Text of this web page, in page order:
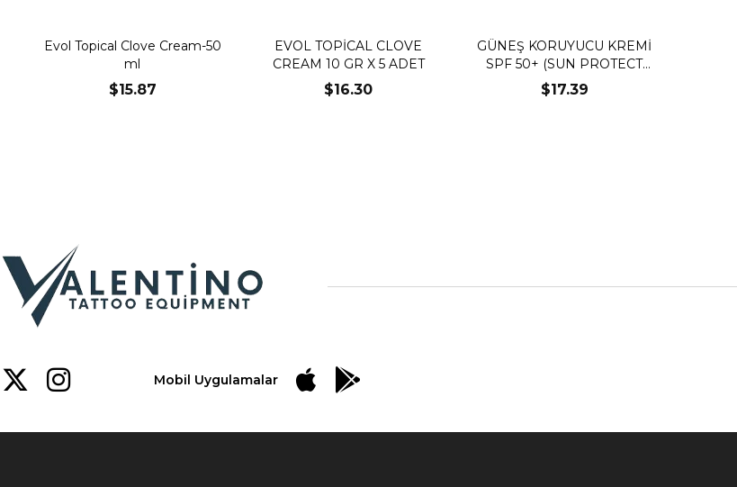
Evol Topical Clove Cream-50
ml
$15.87
EVOL TOPİCAL CLOVE
CREAM 10 GR X 5 ADET
$16.30
GÜNEŞ KORUYUCU KREMİ
SPF 50+ (SUN PROTECT
CREAM ) 100 ML
$17.39
Mobil Uygulamalar